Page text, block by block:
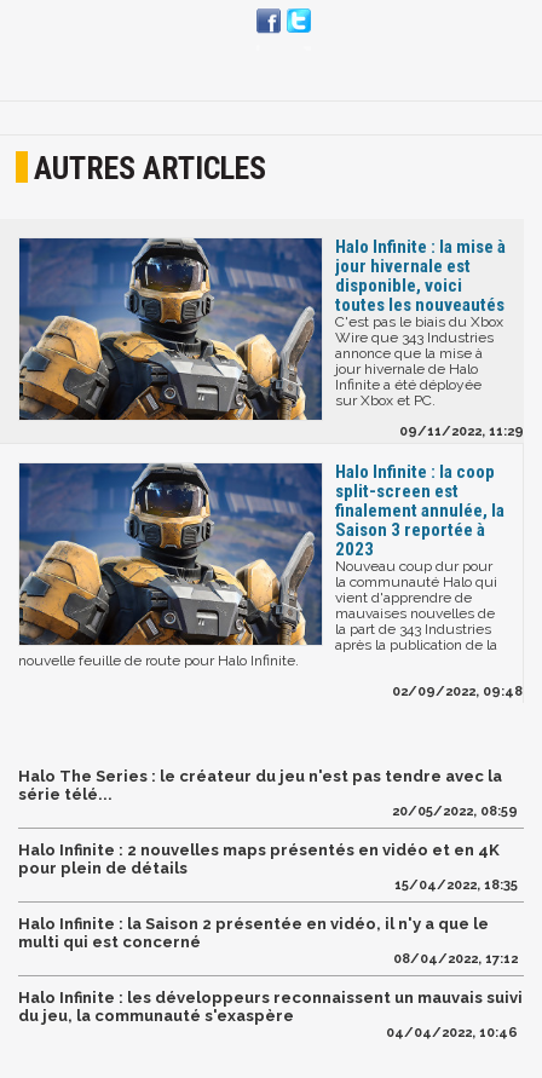
AUTRES ARTICLES
Halo Infinite : la mise à
jour hivernale est
disponible, voici
toutes les nouveautés
C'est pas le biais du Xbox
Wire que 343 Industries
annonce que la mise à
jour hivernale de Halo
Infinite a été déployée
sur Xbox et PC.
09/11/2022, 11:29
Halo Infinite : la coop
split-screen est
finalement annulée, la
Saison 3 reportée à
2023
Nouveau coup dur pour
la communauté Halo qui
vient d'apprendre de
mauvaises nouvelles de
la part de 343 Industries
après la publication de la
nouvelle feuille de route pour Halo Infinite.
02/09/2022, 09:48
Halo The Series : le créateur du jeu n'est pas tendre avec la
série télé...
20/05/2022, 08:59
Halo Infinite : 2 nouvelles maps présentés en vidéo et en 4K
pour plein de détails
15/04/2022, 18:35
Halo Infinite : la Saison 2 présentée en vidéo, il n'y a que le
multi qui est concerné
08/04/2022, 17:12
Halo Infinite : les développeurs reconnaissent un mauvais suivi
du jeu, la communauté s'exaspère
04/04/2022, 10:46